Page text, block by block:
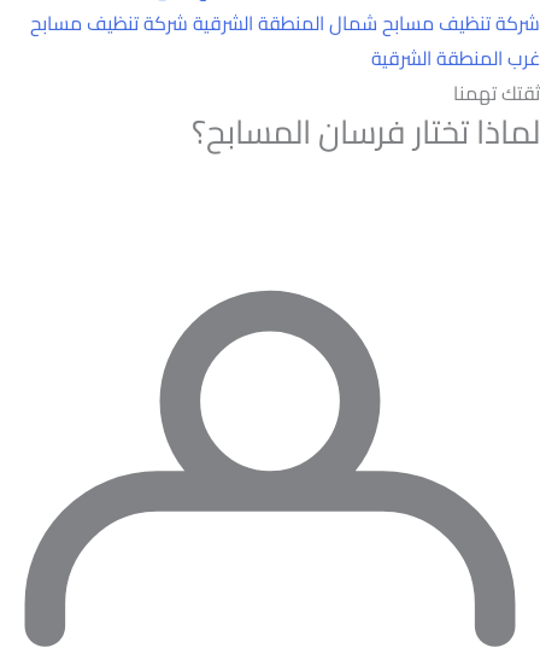
شركة تنظيف مسابح شمال المنطقة الشرقيةشركة تنظيف مسابح
غرب المنطقة الشرقية
ثقتك تهمنا
لماذا تختار فرسان المسابح؟